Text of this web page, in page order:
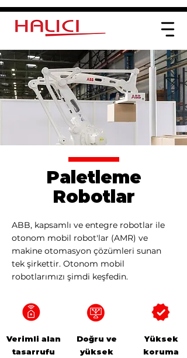
Paletleme
Robotlar
ABB, kapsamlı ve entegre robotlar ile
otonom mobil robot'lar (AMR) ve
makine otomasyon çözümleri sunan
tek şirkettir. Otonom mobil
robotlarımızı şimdi keşfedin.
Verimli alan
tasarrufu
Doğru ve
yüksek
Yüksek
koruma